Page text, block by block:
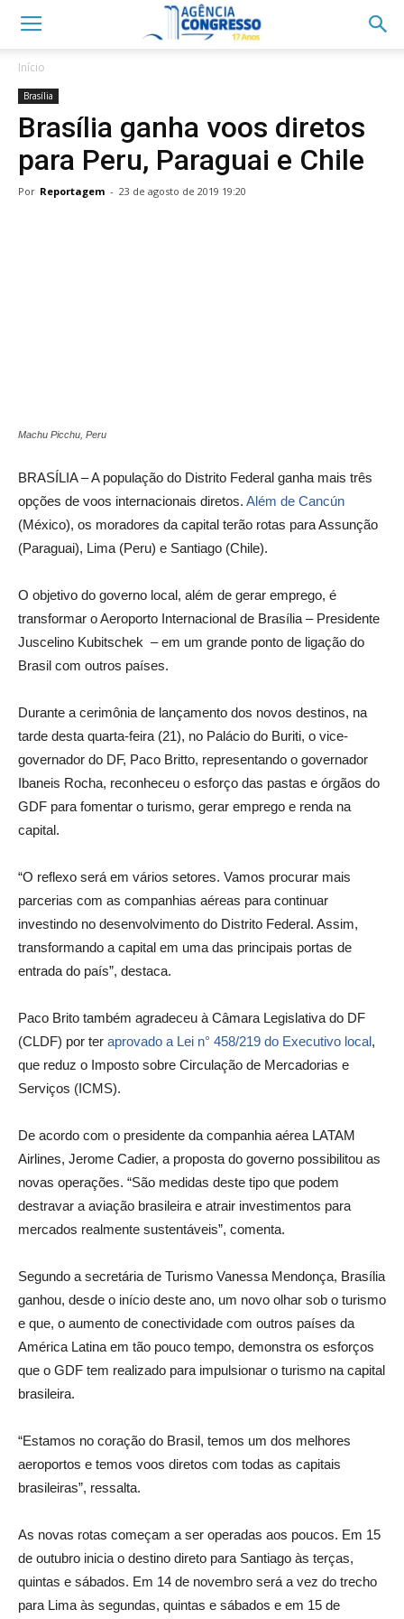
Início
Brasília
Brasília ganha voos diretos
para Peru, Paraguai e Chile
Por Reportagem - 23 de agosto de 2019 19:20
Machu Picchu, Peru
BRASÍLIA – A população do Distrito Federal ganha mais três
opções de voos internacionais diretos. Além de Cancún
(México), os moradores da capital terão rotas para Assunção
(Paraguai), Lima (Peru) e Santiago (Chile).
O objetivo do governo local, além de gerar emprego, é
transformar o Aeroporto Internacional de Brasília – Presidente
Juscelino Kubitschek – em um grande ponto de ligação do
Brasil com outros países.
Durante a cerimônia de lançamento dos novos destinos, na
tarde desta quarta-feira (21), no Palácio do Buriti, o vice-
governador do DF, Paco Britto, representando o governador
Ibaneis Rocha, reconheceu o esforço das pastas e órgãos do
GDF para fomentar o turismo, gerar emprego e renda na
capital.
“O reflexo será em vários setores. Vamos procurar mais
parcerias com as companhias aéreas para continuar
investindo no desenvolvimento do Distrito Federal. Assim,
transformando a capital em uma das principais portas de
entrada do país”, destaca.
Paco Brito também agradeceu à Câmara Legislativa do DF
(CLDF) por ter aprovado a Lei n° 458/219 do Executivo local,
que reduz o Imposto sobre Circulação de Mercadorias e
Serviços (ICMS).
De acordo com o presidente da companhia aérea LATAM
Airlines, Jerome Cadier, a proposta do governo possibilitou as
novas operações. “São medidas deste tipo que podem
destravar a aviação brasileira e atrair investimentos para
mercados realmente sustentáveis”, comenta.
Segundo a secretária de Turismo Vanessa Mendonça, Brasília
ganhou, desde o início deste ano, um novo olhar sob o turismo
e que, o aumento de conectividade com outros países da
América Latina em tão pouco tempo, demonstra os esforços
que o GDF tem realizado para impulsionar o turismo na capital
brasileira.
“Estamos no coração do Brasil, temos um dos melhores
aeroportos e temos voos diretos com todas as capitais
brasileiras”, ressalta.
As novas rotas começam a ser operadas aos poucos. Em 15
de outubro inicia o destino direto para Santiago às terças,
quintas e sábados. Em 14 de novembro será a vez do trecho
para Lima às segundas, quintas e sábados e em 15 de